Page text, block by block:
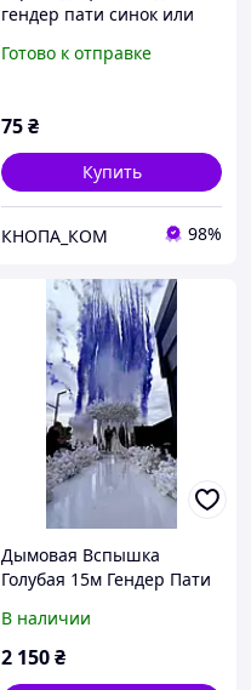
гендер пати синок или
Готово к отправке
75₴
Купить
КНОПА_КОМ 98%
Дымовая Вспышка
Голубая 15м Гендер Пати
Gender Party Boy
В наличии
2 150₴